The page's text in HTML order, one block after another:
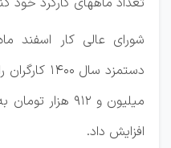
شورای عالی کار اسفند
افزایش داد.